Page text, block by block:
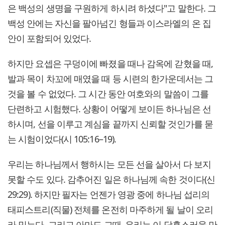
은 백성의 생명을 구원하게 하시려 하셨다"고 말한다. 그
백성 안에는 자신을 팔아넘긴 형들과 이스라엘의 온 집
안이 포함되어 있었다.
하지만 요셉은 구덩이에 빠졌을 때나 감옥에 갇혔을 때,
발과 목이 차꼬에 매였을 때 등 시련의 한가운데서는 그
것을 볼 수 없었다. 그 시간 동안 여호와의 말씀이 그를
단련하고 시험했다. 상황이 어떻게 보이든 하나님은 선
하시며, 선을 이루고 계심을 끝까지 신뢰할 것인가를 묻
는 시험이었다(시 105:16–19).
우리는 하나님께서 행하시는 모든 선을 살아서 다 보지
못할 수도 있다. 감추어진 일은 하나님께 속한 것이다(신
29:29). 하지만 필자는 언젠가 영광 중에 하나님 섭리의
태피스트리(직물) 전체를 온전히 마주하게 될 날이 오리